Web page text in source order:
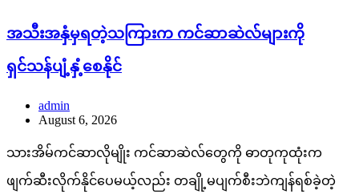
အသီးအနှံမှရတဲ့သကြားက ကင်ဆာဆဲလ်များကို
ရှင်သန်ပျံ့နှံ့စေနိုင်
admin
August 6, 2026
သားအိမ်ကင်ဆာလိုမျိုး ကင်ဆာဆဲလ်တွေကို ဓာတုကုထုံးက
ဖျက်ဆီးလိုက်နိုင်ပေမယ့်လည်း တချို့မပျက်စီးဘဲကျန်ရစ်ခဲ့တဲ့